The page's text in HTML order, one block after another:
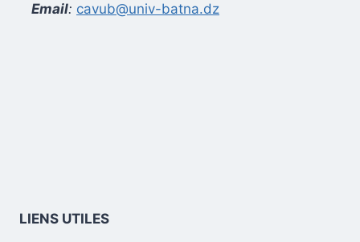
Email: cavub@univ-batna.dz
LIENS UTILES